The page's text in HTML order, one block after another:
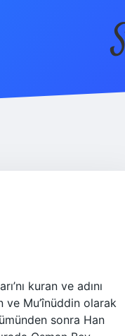
kuran ve adını
ve Mu’înüddin olarak
sonra Han